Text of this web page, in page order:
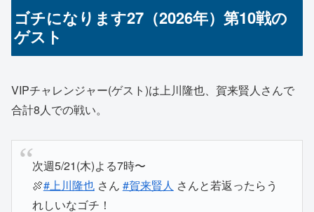
ゴチになります27（2026年）第10戦の
ゲスト
VIPチャレンジャー(ゲスト)は上川隆也、賀来賢人さんで
合計8人での戦い。
次週5/21(木)よる7時〜
🍖#上川隆也さん #賀来賢人 さんと若返ったらう
れしいなゴチ！